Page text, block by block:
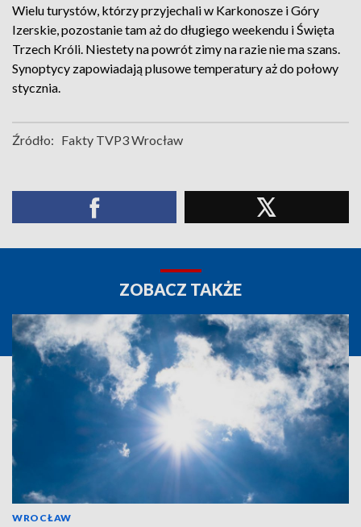
Wielu turystów, którzy przyjechali w Karkonosze i Góry
Izerskie, pozostanie tam aż do długiego weekendu i Święta
Trzech Króli. Niestety na powrót zimy na razie nie ma szans.
Synoptycy zapowiadają plusowe temperatury aż do połowy
stycznia.
Źródło: Fakty TVP3 Wrocław
ZOBACZ TAKŻE
WROCŁAW